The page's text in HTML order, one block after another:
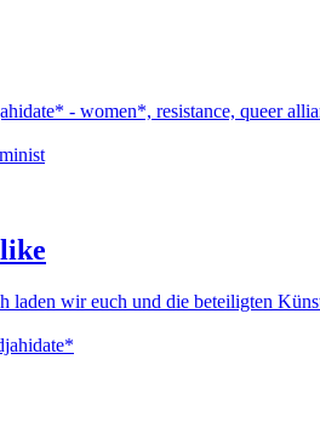
- women*, resistance, queer
wir euch und die beteiligten